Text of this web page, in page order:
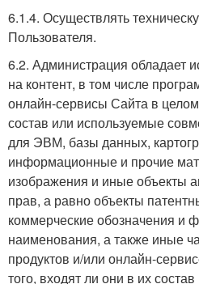
6.1.4. Осуществлять
Пользователя.
6.2. Администрация обладает
на контент, в том числе
онлайн-сервисы Сайта в
состав или используемые
для ЭВМ, базы данных,
информационные и прочие
изображения и иные объекты
прав, а равно объекты
коммерческие обозначения и
наименования, а также иные
продуктов и/или онлайн-
того, входят ли они в их